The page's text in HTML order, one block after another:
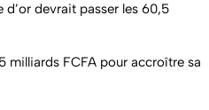
devrait passer les 60,5
milliards FCFA pour accroître sa